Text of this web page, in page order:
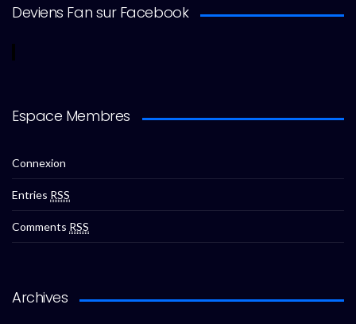
Deviens Fan sur Facebook
Espace Membres
Connexion
Entries RSS
Comments RSS
Archives